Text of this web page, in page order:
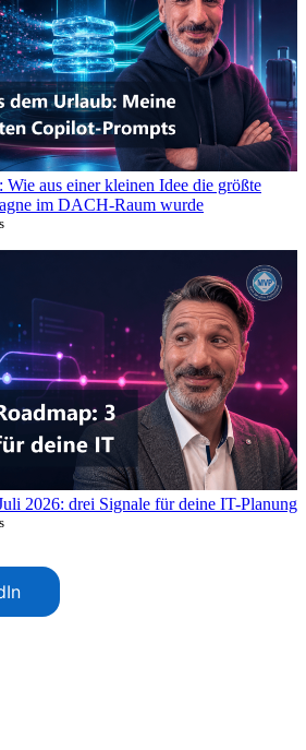
aus einer kleinen Idee die größte
im DACH-Raum wurde
2026: drei Signale für deine IT-Planung